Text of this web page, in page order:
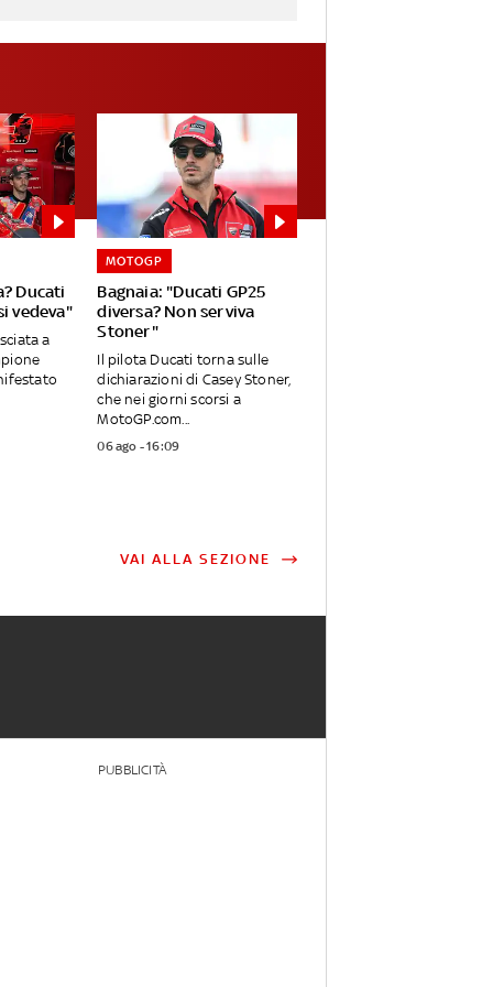
Ducati
vedeva"
a
Bagnaia: "Ducati GP25
diversa? Non serviva
Stoner"
MOTOGP
Il pilota Ducati torna sulle
dichiarazioni di Casey Stoner,
che nei giorni scorsi a
MotoGP.com...
06 ago - 16:09
VAI ALLA SEZIONE
PUBBLICITÀ